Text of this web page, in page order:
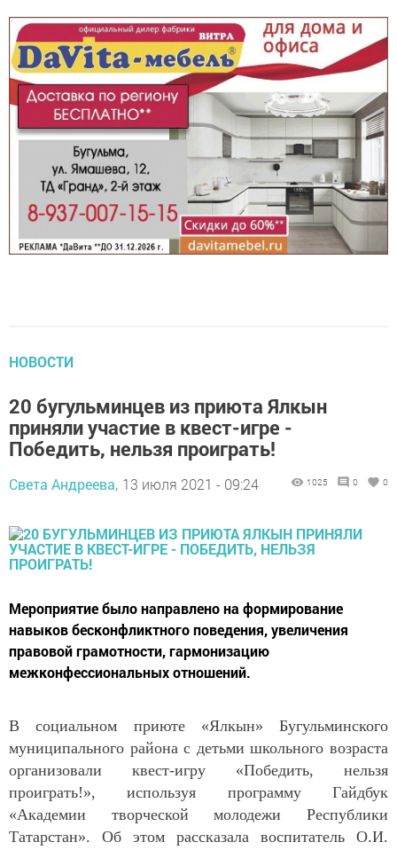
НОВОСТИ
20 бугульминцев из приюта Ялкын
приняли участие в квест-игре -
Победить, нельзя проиграть!
Света Андреева, 13 июля 2021 - 09:24 1025 0 0
Мероприятие было направлено на формирование
навыков бесконфликтного поведения, увеличения
правовой грамотности, гармонизацию
межконфессиональных отношений.
В социальном приюте «Ялкын» Бугульминского
муниципального района с детьми школьного возраста
организовали квест-игру «Победить, нельзя
проиграть!», используя программу Гайдбук
«Академии творческой молодежи Республики
Татарстан». Об этом рассказала воспитатель О.И.